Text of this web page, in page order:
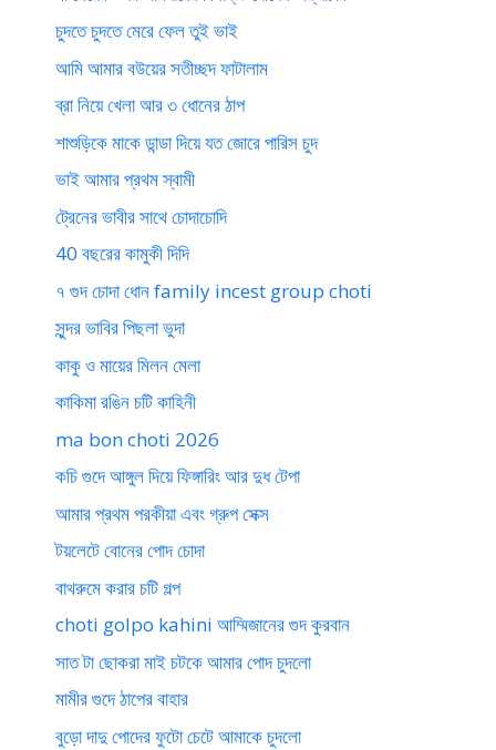
চুদতে চুদতে মেরে ফেল তুই ভাই
আমি আমার বউয়ের সতীচ্ছদ ফাটালাম
ব্রা নিয়ে খেলা আর ৩ ধোনের ঠাপ
শাশুড়িকে মাকে ডান্ডা দিয়ে যত জোরে পারিস চুদ
ভাই আমার প্রথম স্বামী
ট্রেনের ভাবীর সাথে চোদাচোদি
40 বছরের কামুকী দিদি
৭ গুদ চোদা ধোন family incest group choti
সুন্দর ভাবির পিছলা ভুদা
কাকু ও মায়ের মিলন মেলা
কাকিমা রঙিন চটি কাহিনী
ma bon choti 2026
কচি গুদে আঙ্গুল দিয়ে ফিঙ্গারিং আর দুধ টেপা
আমার প্রথম পরকীয়া এবং গ্রুপ সেক্স
টয়লেটে বোনের পোদ চোদা
বাথরুমে করার চটি গল্প
choti golpo kahini আম্মিজানের গুদ কুরবান
সাত টা ছোকরা মাই চটকে আমার পোদ চুদলো
মামীর গুদে ঠাপের বাহার
বুড়ো দাদু পোদের ফুটো চেটে আমাকে চুদলো